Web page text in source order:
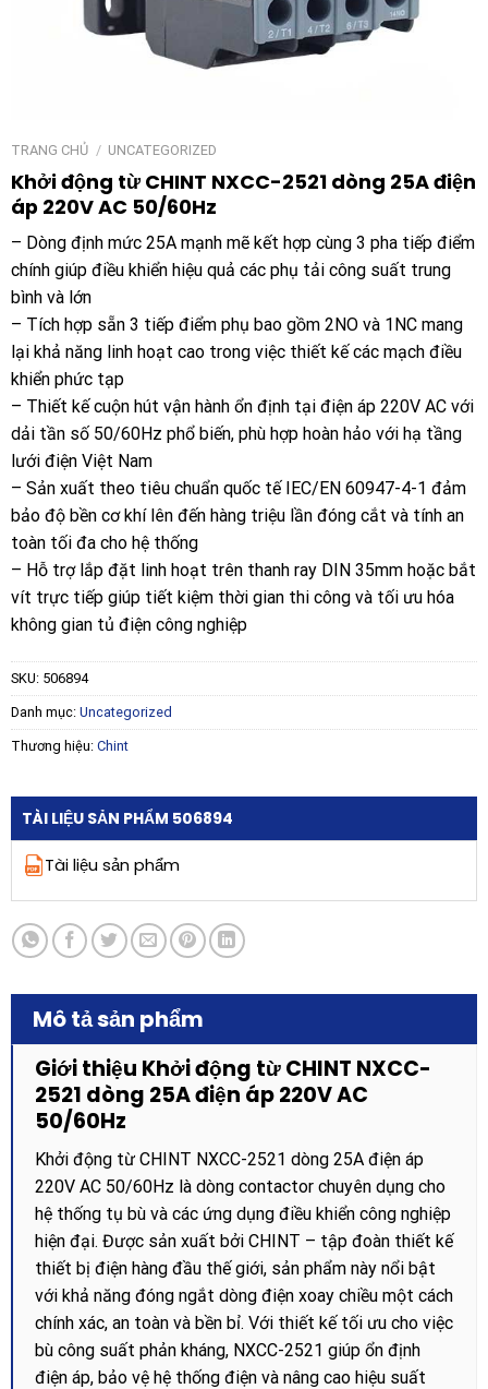
TRANG CHỦ / UNCATEGORIZED
Khởi động từ CHINT NXCC-2521 dòng 25A điện
áp 220V AC 50/60Hz
– Dòng định mức 25A mạnh mẽ kết hợp cùng 3 pha tiếp điểm
chính giúp điều khiển hiệu quả các phụ tải công suất trung
bình và lớn
– Tích hợp sẵn 3 tiếp điểm phụ bao gồm 2NO và 1NC mang
lại khả năng linh hoạt cao trong việc thiết kế các mạch điều
khiển phức tạp
– Thiết kế cuộn hút vận hành ổn định tại điện áp 220V AC với
dải tần số 50/60Hz phổ biến, phù hợp hoàn hảo với hạ tầng
lưới điện Việt Nam
– Sản xuất theo tiêu chuẩn quốc tế IEC/EN 60947-4-1 đảm
bảo độ bền cơ khí lên đến hàng triệu lần đóng cắt và tính an
toàn tối đa cho hệ thống
– Hỗ trợ lắp đặt linh hoạt trên thanh ray DIN 35mm hoặc bắt
vít trực tiếp giúp tiết kiệm thời gian thi công và tối ưu hóa
không gian tủ điện công nghiệp
SKU: 506894
Danh mục: Uncategorized
Thương hiệu: Chint
TÀI LIỆU SẢN PHẨM 506894
Tài liệu sản phẩm
Mô tả sản phẩm
Giới thiệu Khởi động từ CHINT NXCC-
2521 dòng 25A điện áp 220V AC
50/60Hz
Khởi động từ CHINT NXCC-2521 dòng 25A điện áp
220V AC 50/60Hz là dòng contactor chuyên dụng cho
hệ thống tụ bù và các ứng dụng điều khiển công nghiệp
hiện đại. Được sản xuất bởi CHINT – tập đoàn thiết kế
thiết bị điện hàng đầu thế giới, sản phẩm này nổi bật
với khả năng đóng ngắt dòng điện xoay chiều một cách
chính xác, an toàn và bền bỉ. Với thiết kế tối ưu cho việc
bù công suất phản kháng, NXCC-2521 giúp ổn định
điện áp, bảo vệ hệ thống điện và nâng cao hiệu suất